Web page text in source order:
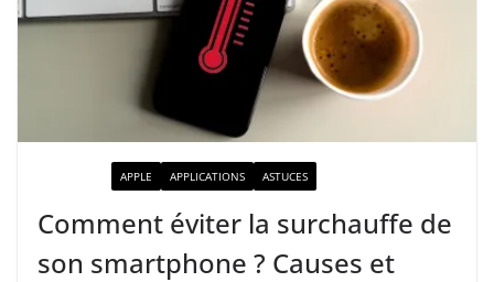
APPLE APPLICATIONS ASTUCES
Comment éviter la surchauffe de
son smartphone ? Causes et